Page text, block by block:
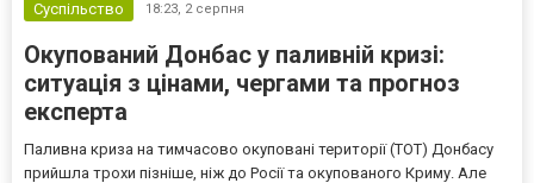
Суспільство 18:23, 2 серпня
Окупований Донбас у паливній кризі:
ситуація з цінами, чергами та прогноз
експерта
Паливна криза на тимчасово окуповані території (ТОТ) Донбасу
прийшла трохи пізніше, ніж до Росії та окупованого Криму. Але